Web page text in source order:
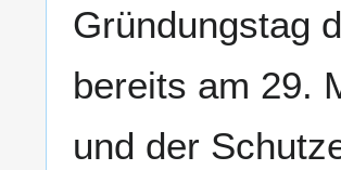
Gründungstag
bereits am 29.
und der